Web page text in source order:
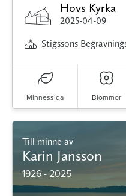
Hovs Kyrka
2025-04-09
Stigssons
Minnessida Blommor
Till minne av
Karin Jansson
1926 - 2025